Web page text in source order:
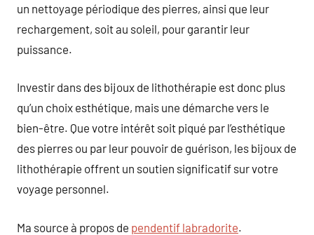
un nettoyage périodique des pierres, ainsi que leur
rechargement, soit au soleil, pour garantir leur
puissance.
Investir dans des bijoux de lithothérapie est donc plus
qu’un choix esthétique, mais une démarche vers le
bien-être. Que votre intérêt soit piqué par l’esthétique
des pierres ou par leur pouvoir de guérison, les bijoux de
lithothérapie offrent un soutien significatif sur votre
voyage personnel.
Ma source à propos de pendentif labradorite.